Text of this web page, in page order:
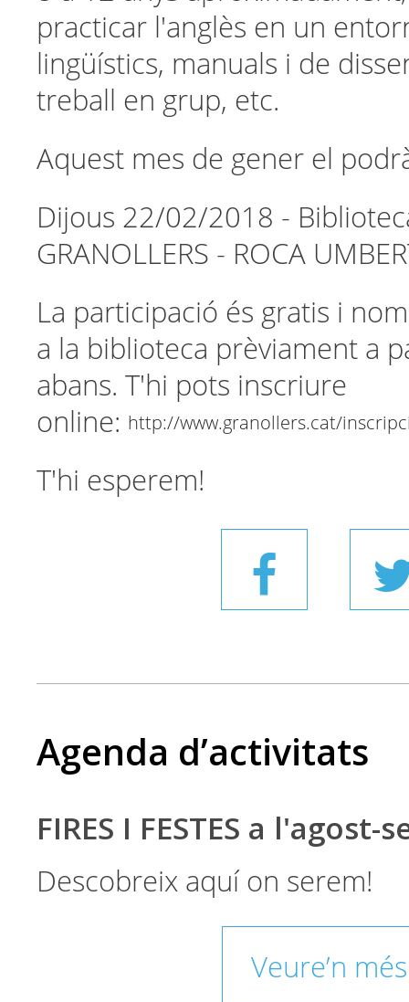
practicar l'anglès en un
lingüístics, manuals i de
treball en grup, etc.
Aquest mes de gener el
Dijous 22/02/2018 -
GRANOLLERS - ROCA
La participació és gratis i
a la biblioteca prèviament a
abans. T'hi pots inscriure
online: http://www.granollers.cat/
T'hi esperem!
Agenda d’activitats
FIRES I FESTES a l'agost-
Descobreix aquí on serem!
Veure’n més